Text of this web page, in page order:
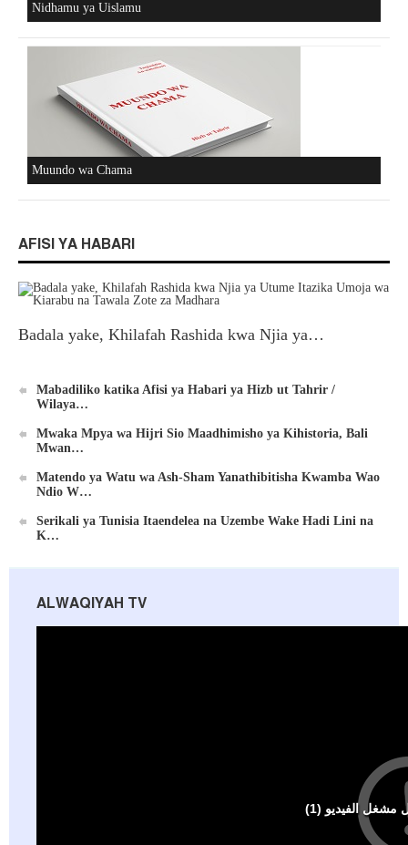
Nidhamu ya Uislamu
Muundo wa Chama
AFISI YA HABARI
Badala yake, Khilafah Rashida kwa Njia ya…
Mabadiliko katika Afisi ya Habari ya Hizb ut Tahrir /
Wilaya…
Mwaka Mpya wa Hijri Sio Maadhimisho ya Kihistoria, Bali
Mwan…
Matendo ya Watu wa Ash-Sham Yanathibitisha Kwamba Wao
Ndio W…
Serikali ya Tunisia Itaendelea na Uzembe Wake Hadi Lini na
K…
ALWAQIYAH TV